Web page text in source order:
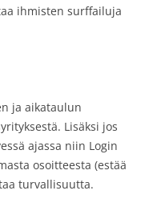
ihmisten surffailuja
ja aikataulun
Lisäksi jos
ajassa niin Login
osoitteesta (estää
turvallisuutta.